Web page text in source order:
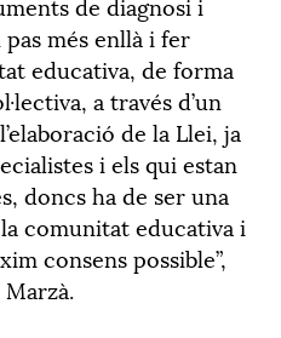
més enllà i fer
educativa, de forma
a través d’un
de la Llei, ja
i els qui estan
doncs ha de ser una
comunitat educativa i
consens possible”,